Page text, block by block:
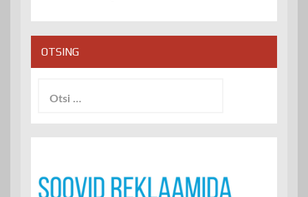
OTSING